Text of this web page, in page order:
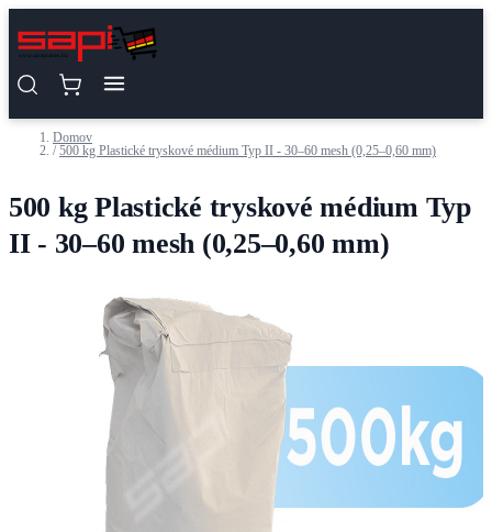
Domov
/ 500 kg Plastické tryskové médium Typ II - 30–60 mesh (0,25–0,60 mm)
500 kg Plastické tryskové médium Typ
II - 30–60 mesh (0,25–0,60 mm)